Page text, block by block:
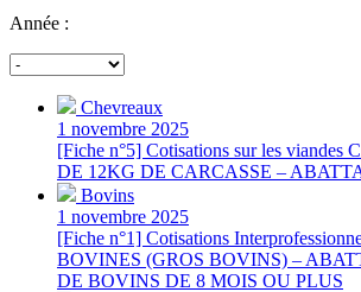
Année :
Chevreaux
1 novembre 2025
[Fiche n°5] Cotisations sur les viandes
DE 12KG DE CARCASSE –
Bovins
1 novembre 2025
[Fiche n°1] Cotisations
BOVINES (GROS BOVINS) –
DE BOVINS DE 8 MOIS OU PLUS